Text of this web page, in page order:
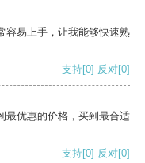
容易上手，让我能够快速熟
支持[0] 反对[0]
最优惠的价格，买到最合适
支持[0] 反对[0]